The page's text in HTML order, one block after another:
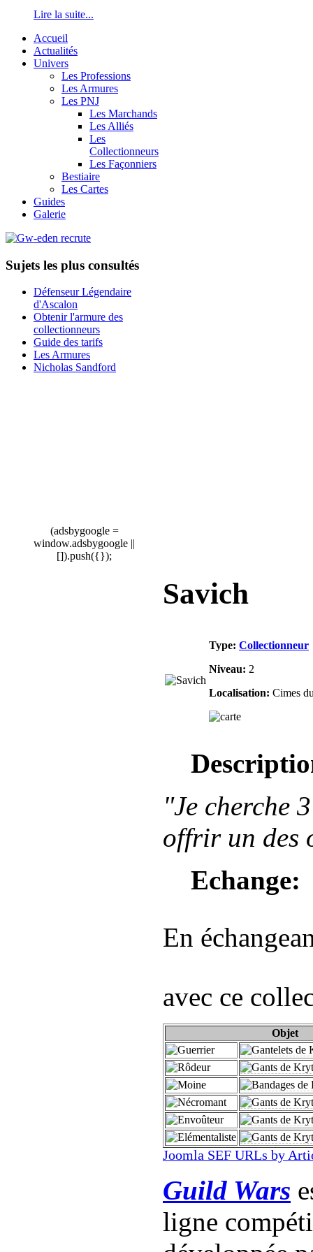
Lire la suite...
Accueil
Actualités
Univers
Les Professions
Les Armures
Les PNJ
Les Marchands
Les Alliés
Les
Collectionneurs
Les Façonniers
Bestiaire
Les Cartes
Guides
Galerie
Sujets les plus consultés
Défenseur Légendaire
d'Ascalon
Obtenir l'armure des
collectionneurs
Guide des tarifs
Les Armures
Nicholas Sandford
(adsbygoogle =
window.adsbygoogle ||
[]).push({});
Savich
Type: Collectionneur
Niveau: 2
Localisation: Cimes
"Je cherche
offrir un des
Echange:
En
avec ce
Objet
Joomla SEF URLs by
Guild Wars
ligne